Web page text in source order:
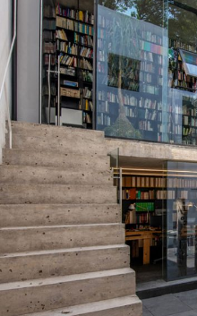
Estudio-Casa Ave